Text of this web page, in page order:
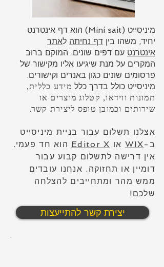
מיניסייט (Mini sait) הוא דף אינטרנט
יחיד, משהו בין דף נחיתה לאתר
אינטרנט עם דפים שונים. המוקם ברוב
המקרים על מנת שיגיעו אליו מקישור של
פרסומים שונים כגון באנרים וקישורים.
מיניסייט כולל בדרך כלל מידע כללית,
תמונות ווידאו, קטלוג מוצרים או
שירותים וכמובן טופס ליצירת קשר.
אצלנו תשלום עבור בניית מיניסייט
ב-WIX או Editor X הוא חד פעמי.
אין דרישה לתשלום קבוע עבור
דומיין או תחזוקה. אנחנו עובדים
ממש מהר ומתחייבים להצלחה
שלכם!
יצירת קשר להתייעצות